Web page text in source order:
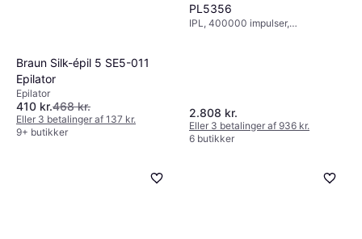
Braun Silk-épil 5 SE5-011
Epilator
Epilator
410 kr.468 kr.
Eller 3 betalinger af 137 kr.
9+ butikker
PL5356
IPL, 400000 impulser,
2.808 kr.
Eller 3 betalinger af 936 kr.
6 butikker